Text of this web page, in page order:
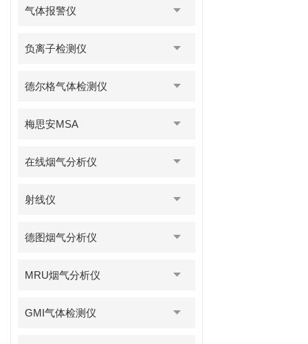
气体报警仪
负离子检测仪
德尔格气体检测仪
梅思安MSA
在线烟气分析仪
射线仪
德图烟气分析仪
MRU烟气分析仪
GMI气体检测仪